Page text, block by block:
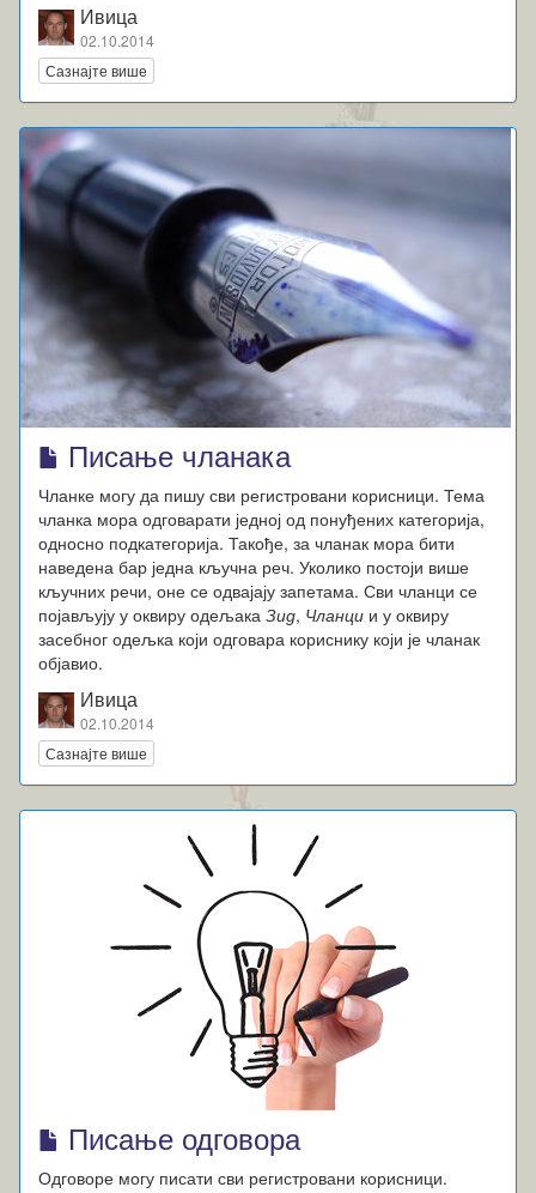
Ивица
02.10.2014
Сазнајте више
Писање чланака
Чланке могу да пишу сви регистровани корисници. Тема
чланка мора одговарати једној од понуђених категорија,
односно подкатегорија. Такође, за чланак мора бити
наведена бар једна кључна реч. Уколико постоји више
кључних речи, оне се одвајају запетама. Сви чланци се
појављују у оквиру одељакаЗид, Чланци и у оквиру
засебног одељка који одговара кориснику који је чланак
објавио.
Ивица
02.10.2014
Сазнајте више
Писање одговора
Одговоре могу писати сви регистровани корисници.